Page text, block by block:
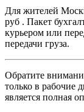
Для жителей
руб . Пакет
курьером или
передачи груза.
Обратите
только в рабочие
является полная